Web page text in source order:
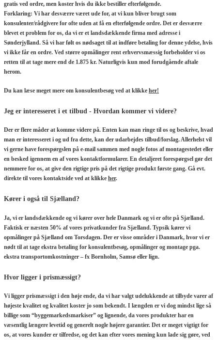
gratis ved ordre, men koster hvis du ikke bestiller efterfølgende.
Forklaring: Vi har desværre været ude for, at vi kun bliver brugt som
konsulenter/rådgivere for ofte uden at få en efterfølgende ordre. Det er desværre
blevet et problem for os, da vi er et landsdækkende firma med adresse i
Sønderjylland. Så vi har følt os nødsaget til at indføre betaling for denne ydelse, hvis
vi ikke får en ordre. Ved større opmålinger rent erhvervsmæssig forbeholder vi os
retten til at tage mere end de 1.875 kr. Naturligvis kun mod forudgående aftale
herom.
Du kan læse meget mere om konsulentbesøg ved at klikke her!
Jeg er interesseret i et tilbud - Hvordan kommer vi videre?
Der er flere måder at komme videre på. Enten kan man ringe til os og beskrive, hvad
man er interesseret i og ud fra dette, kan der udarbejdes tilbud/forslag. Allerhelst vil
vi gerne have forespørgslen på e-mail sammen med nogle fotos af montagestedet eller
en besked igennem en af vores kontaktformularer. En detaljeret forespørgsel gør det
nemmere for os, at give den rigtige pris på det rigtige produkt første gang. Gå evt.
direkte til vores kontaktside ved at klikke her.
Kører i også til Sjælland?
Ja, vi er landsdækkende og vi kører over hele Danmark og vi er ofte på Sjælland.
Faktisk er næsten 50% af vores privatkunder fra Sjælland. Typsik kører vi
opmålinger på Sjælland om Torsdagen. Der er visse områder i Danmark, hvor vi er
nødt til at tage ekstra betaling for konsulentbesøg, opmålinger og montage pga.
ekstra transportomkostninger – fx Bornholm, Samsø eller lign.
Hvor ligger i prismæssigt?
Vi ligger prismæssigt i den høje ende, da vi har valgt udelukkende at tilbyde varer af
højeste kvalitet og kvalitet koster jo som bekendt. I længden er vi dog mindst lige så
billige som “byggemarkedsmarkiser” og lignende, da vores produkter har en
væsentlig længere levetid og generelt nogle højere garantier. Det er meget vigtigt for
os, at vores kunder er tilfredse, og det kan efter vores mening kun lade sig gøre, ved